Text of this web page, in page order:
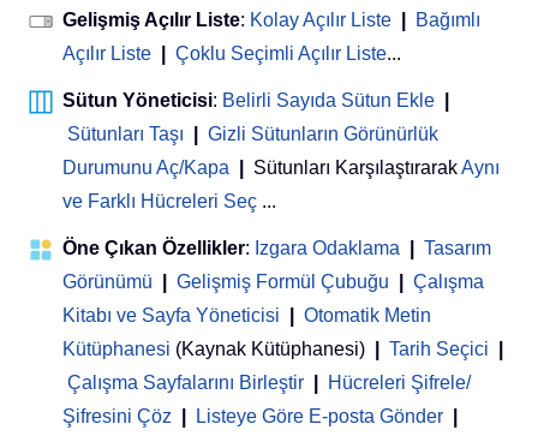
Gelişmiş Açılır Liste: Kolay Açılır Liste
Bağımlı
Açılır Liste
Çoklu Seçimli Açılır Liste...
Sütun Yöneticisi: Belirli Sayıda Sütun Ekle
Sütunları Taşı
Gizli Sütunların Görünürlük
Durumunu Aç/Kapa
Sütunları KarşılaştırarakAynı
ve Farklı Hücreleri Seç ...
Öne Çıkan Özellikler: Izgara Odaklama
Tasarım
Görünümü
Gelişmiş Formül Çubuğu
Çalışma
Kitabı ve Sayfa Yöneticisi
Otomatik Metin
Kütüphanesi (Kaynak Kütüphanesi) Tarih Seçici
Çalışma Sayfalarını Birleştir
Hücreleri Şifrele/
Şifresini Çöz
Listeye Göre E-posta Gönder